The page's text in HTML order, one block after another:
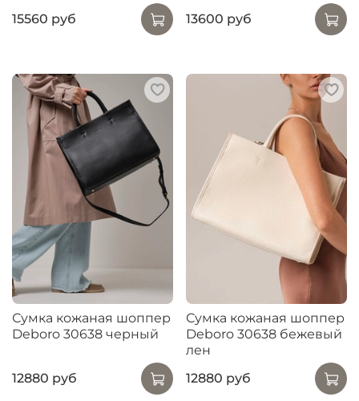
15560 руб
13600 руб
Сумка кожаная шоппер
Deboro 30638 черный
12880 руб
Сумка кожаная шоппер
Deboro 30638 бежевый
лен
12880 руб